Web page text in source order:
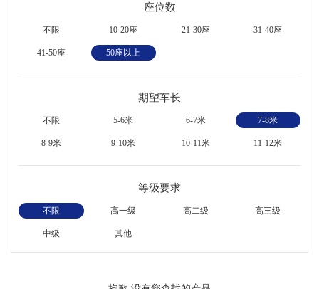
座位数
不限 10-20座 21-30座 31-40座
41-50座 50座以上
期望车长
不限 5-6米 6-7米 7-8米
8-9米 9-10米 10-11米 11-12米
等级要求
不限 高一级 高二级 高三级
中级 其他